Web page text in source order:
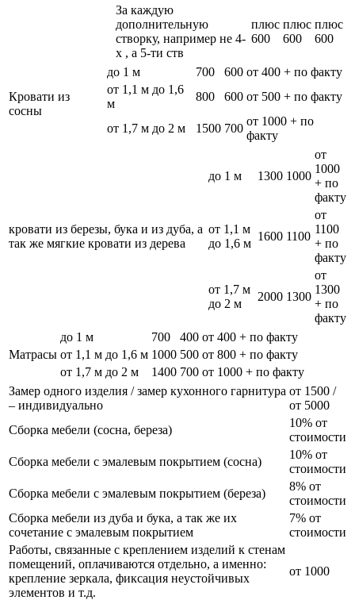
За каждую
дополнительную
створку, например не 4-
х , а 5-ти ств
плюс
600
плюс
600
плюс
600
Кровати из
сосны
до 1 м 700 600 от 400 + по факту
от 1,1 м до 1,6
м
800 600 от 500 + по факту
от 1,7 м до 2 м 1500 700
от 1000 + по
факту
кровати из березы, бука и из дуба, а
так же мягкие кровати из дерева
до 1 м 1300 1000
от
1000
+ по
факту
от 1,1 м
до 1,6 м
1600 1100
от
1100
+ по
факту
от 1,7 м
до 2 м
2000 1300
от
1300
+ по
факту
Матрасы
до 1 м 700 400 от 400 + по факту
от 1,1 м до 1,6 м 1000 500 от 800 + по факту
от 1,7 м до 2 м
1400 700 от 1000 + по факту
Замер одного изделия / замер кухонного гарнитура
– индивидуально
от 1500 /
от 5000
Сборка мебели (сосна, береза)
10% от
стоимости
Сборка мебели с эмалевым покрытием (сосна)
10% от
стоимости
Сборка мебели с эмалевым покрытием (береза)
8% от
стоимости
Сборка мебели из дуба и бука, а так же их
сочетание с эмалевым покрытием
7% от
стоимости
Работы, связанные с креплением изделий к стенам
помещений, оплачиваются отдельно, а именно:
крепление зеркала, фиксация неустойчивых
элементов и т.д.
от 1000